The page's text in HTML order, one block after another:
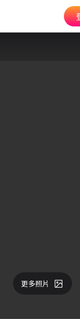
更多照片